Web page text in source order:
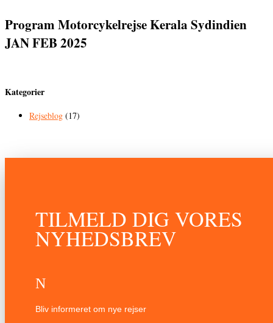
Program Motorcykelrejse Kerala Sydindien
JAN FEB 2025
Kategorier
Rejseblog (17)
TILMELD DIG VORES
NYHEDSBREV
N
Bliv informeret om nye rejser